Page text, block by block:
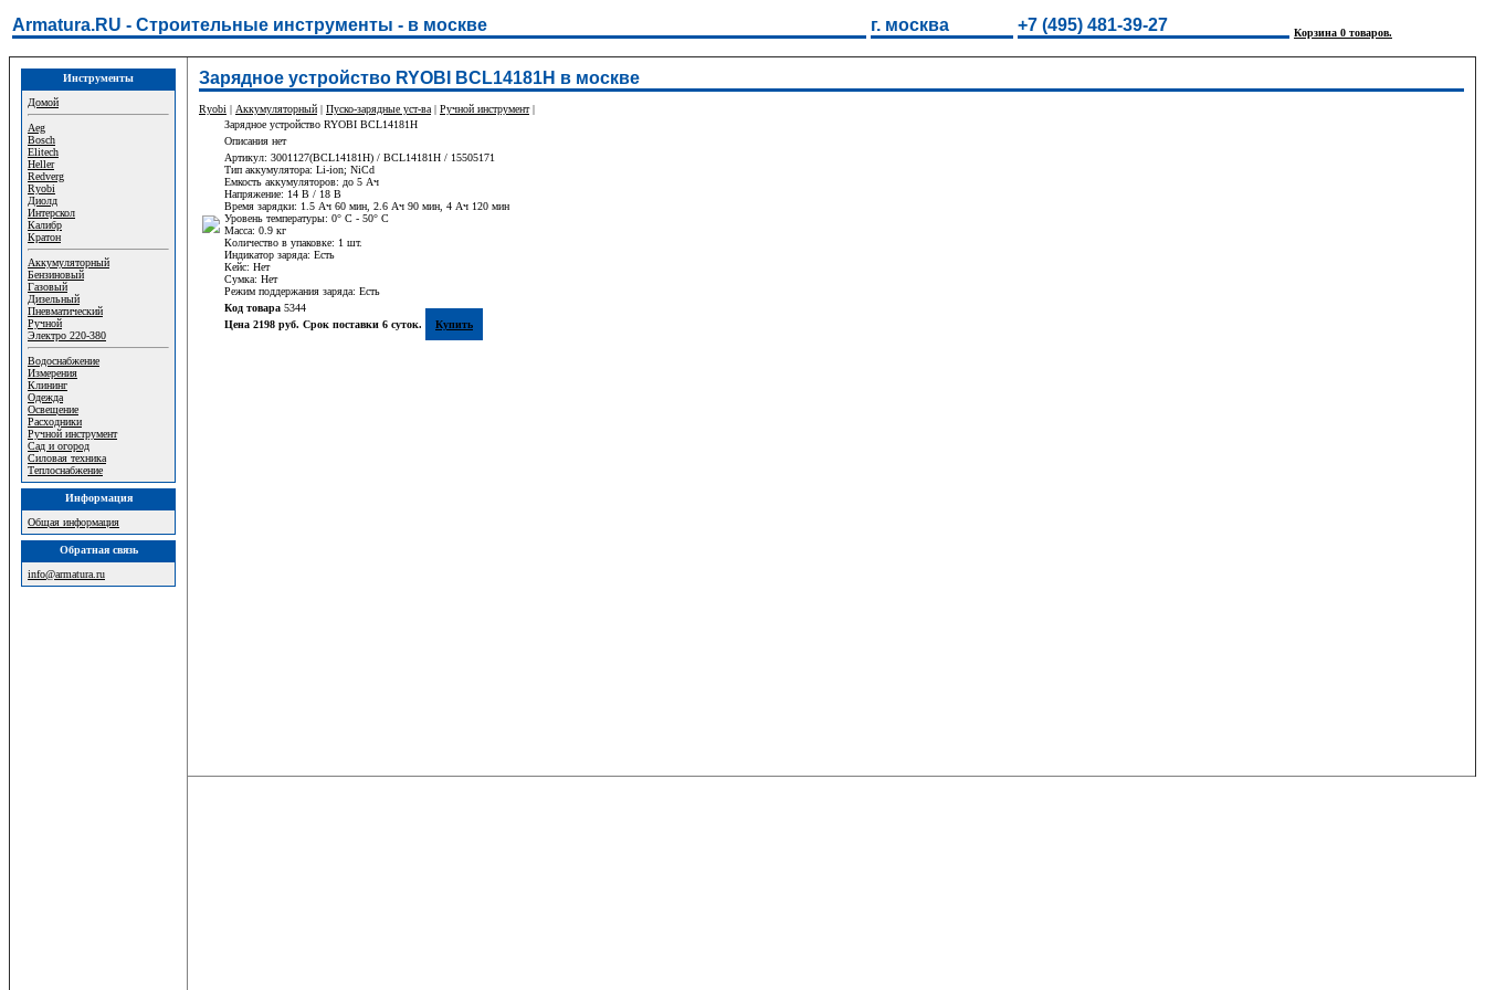
Armatura.RU - Строительные инструменты - в москве г. москва +7 (495) 481-39-27 Корзина 0 товаров.
Инструменты
Домой
Aeg
Bosch
Elitech
Heller
Redverg
Ryobi
Диолд
Интерскол
Калибр
Кратон
Аккумуляторный
Бензиновый
Газовый
Дизельный
Пневматический
Ручной
Электро 220-380
Водоснабжение
Измерения
Клининг
Одежда
Освещение
Расходники
Ручной инструмент
Сад и огород
Силовая техника
Теплоснабжение
Информация
Общая информация
Обратная связь
info@armatura.ru
Зарядное устройство RYOBI BCL14181H в москве
Ryobi | Аккумуляторный | Пуско-зарядные уст-ва | Ручной инструмент|
Зарядное устройство RYOBI BCL14181H
Описания нет
Артикул: 3001127(BCL14181H) / BCL14181H / 15505171
Тип аккумулятора: Li-ion; NiCd
Емкость аккумуляторов: до 5 Ач
Напряжение: 14 В / 18 В
Время зарядки: 1.5 Ач 60 мин, 2.6 Ач 90 мин, 4 Ач 120 мин
Уровень температуры: 0° C - 50° C
Масса: 0.9 кг
Количество в упаковке: 1 шт.
Индикатор заряда: Есть
Кейс: Нет
Сумка: Нет
Режим поддержания заряда: Есть
Код товара 5344
Цена 2198 руб. Срок поставки 6 суток.
Купить